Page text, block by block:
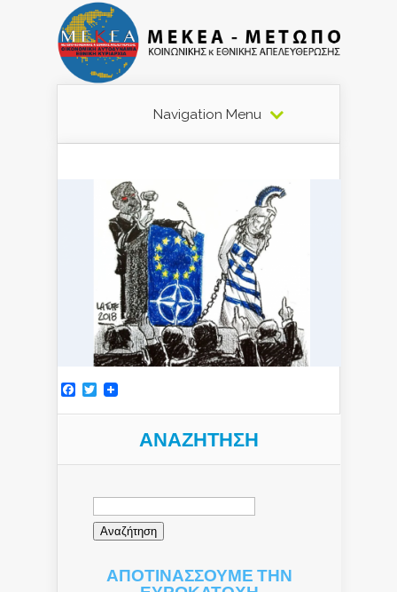
Navigation Menu
Facebook
Twitter
ΑΝΑΖΉΤΗΣΗ
Αναζήτηση
ΑΠΟΤΙΝΑΣΣΟΥΜΕ ΤΗΝ